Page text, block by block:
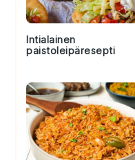
Intialainen
paistoleipäresepti